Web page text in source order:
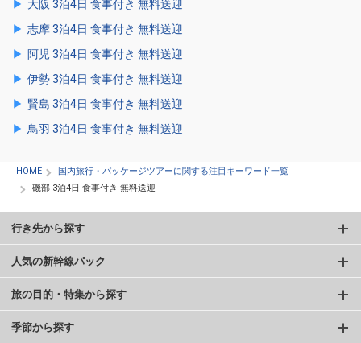
大阪 3泊4日 食事付き 無料送迎
志摩 3泊4日 食事付き 無料送迎
阿児 3泊4日 食事付き 無料送迎
伊勢 3泊4日 食事付き 無料送迎
賢島 3泊4日 食事付き 無料送迎
鳥羽 3泊4日 食事付き 無料送迎
HOME
国内旅行・パッケージツアーに関する注目キーワード一覧
磯部 3泊4日 食事付き 無料送迎
行き先から探す
人気の新幹線パック
旅の目的・特集から探す
季節から探す